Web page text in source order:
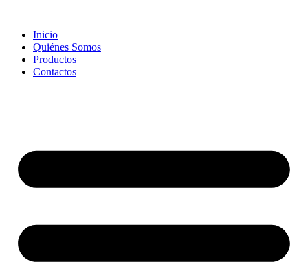
contentInicio
Quiénes Somos
Productos
Contactos